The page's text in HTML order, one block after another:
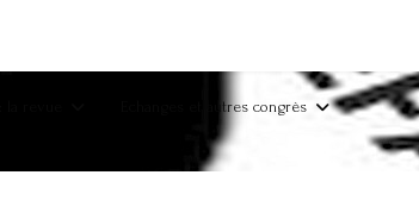
Echanges et autres congrès